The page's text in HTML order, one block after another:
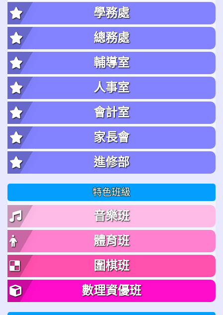
學務處
總務處
輔導室
人事室
會計室
家長會
進修部
特色班級
音樂班
體育班
圍棋班
數理資優班